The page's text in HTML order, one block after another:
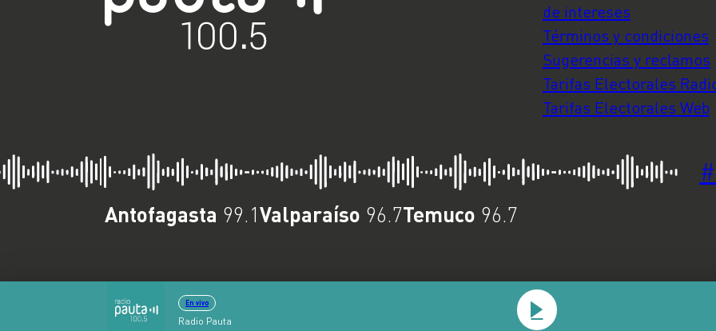
En vivo
Radio Pauta
de intereses
Términos y condiciones
Sugerencias y reclamos
Tarifas Electorales
Tarifas Electorales Web
#
Antofagasta 99.1Valparaíso 96.7Temuco 96.7